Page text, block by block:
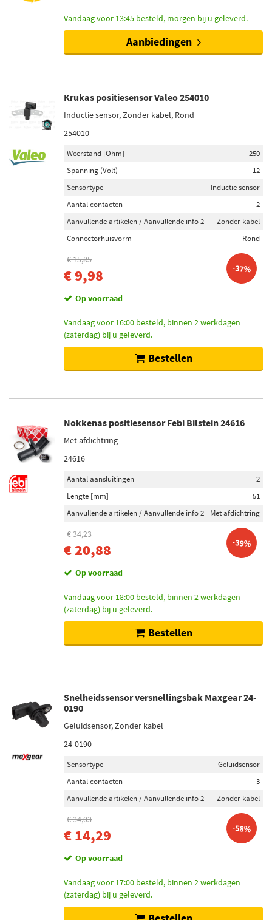
Vandaag voor 13:45 besteld, morgen bij u geleverd.
Aanbiedingen
Krukas positiesensor Valeo 254010
Inductie sensor, Zonder kabel, Rond
254010
Weerstand [Ohm]
250
Spanning (Volt)
12
Sensortype
Inductie sensor
Aantal contacten
2
Aanvullende artikelen / Aanvullende info 2
Zonder kabel
Connectorhuisvorm
Rond
€ 15,85
€ 9,98 -37%
Op voorraad
Vandaag voor 16:00 besteld, binnen 2 werkdagen
(zaterdag) bij u geleverd.
Bestellen
Nokkenas positiesensor Febi Bilstein 24616
Met afdichtring
24616
Aantal aansluitingen
2
Lengte [mm]
51
Aanvullende artikelen / Aanvullende info 2
Met afdichtring
€ 34,23
€ 20,88 -39%
Op voorraad
Vandaag voor 18:00 besteld, binnen 2 werkdagen
(zaterdag) bij u geleverd.
Bestellen
Snelheidssensor versnellingsbak Maxgear 24-
0190
Geluidsensor, Zonder kabel
24-0190
Sensortype
Geluidsensor
Aantal contacten
3
Aanvullende artikelen / Aanvullende info 2
Zonder kabel
€ 34,03
€ 14,29 -58%
Op voorraad
Vandaag voor 17:00 besteld, binnen 2 werkdagen
(zaterdag) bij u geleverd.